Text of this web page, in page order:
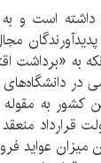
داشته است و
به «برداشت
در
کشور به
قرار‌داد
عواید